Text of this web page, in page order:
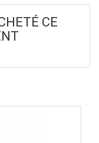
CE